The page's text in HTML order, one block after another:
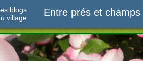
blogs
village
Entre prés et champs